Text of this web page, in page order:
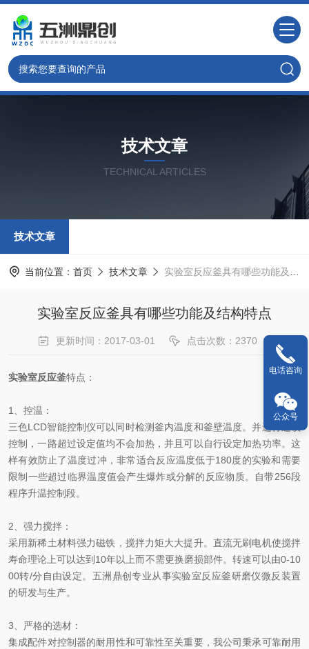
技术文章
TECHNICAL ARTICLES
技术文章
当前位置： 首页 技术文章 实验室反应釜具有哪些功能及结构特点
实验室反应釜具有哪些功能及结构特点
更新时间：2017-03-01 点击次数：2370
实验室反应釜特点：
1、控温：
三色LCD智能控制仪可以同时检测釜内温度和釜壁温度。并进行连锁
控制，一路超过设定值均不会加热，并且可以自行设定加热功率。这
样有效防止了温度过冲，非常适合反应温度低于180度的实验和需要
限制一些超过临界温度值会产生爆炸或分解的反应物质。自带256段
程序升温控制段。
2、强力搅拌：
采用新稀土材料强力磁铁，搅拌力矩大大提升。直流无刷电机使搅拌
寿命理论上可以达到10年以上而不需更换磨损部件。转速可以由0-10
00转/分自由设定。五洲鼎创专业从事实验室反应釜研磨仪微反装置
的研发与生产。
3、严格的选材：
集成配件对控制器的耐用性和可靠性至关重要，我公司秉承可靠耐用
电话咨询
公众号